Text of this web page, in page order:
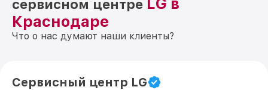
сервисном центре LG в
Краснодаре
Что о нас думают наши клиенты?
Сервисный центр LG